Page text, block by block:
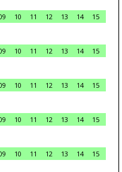
10 11 12 13 14
15
10 11 12 13 14
15
10 11 12 13 14
15
10 11 12 13 14
15
10 11 12 13 14
15